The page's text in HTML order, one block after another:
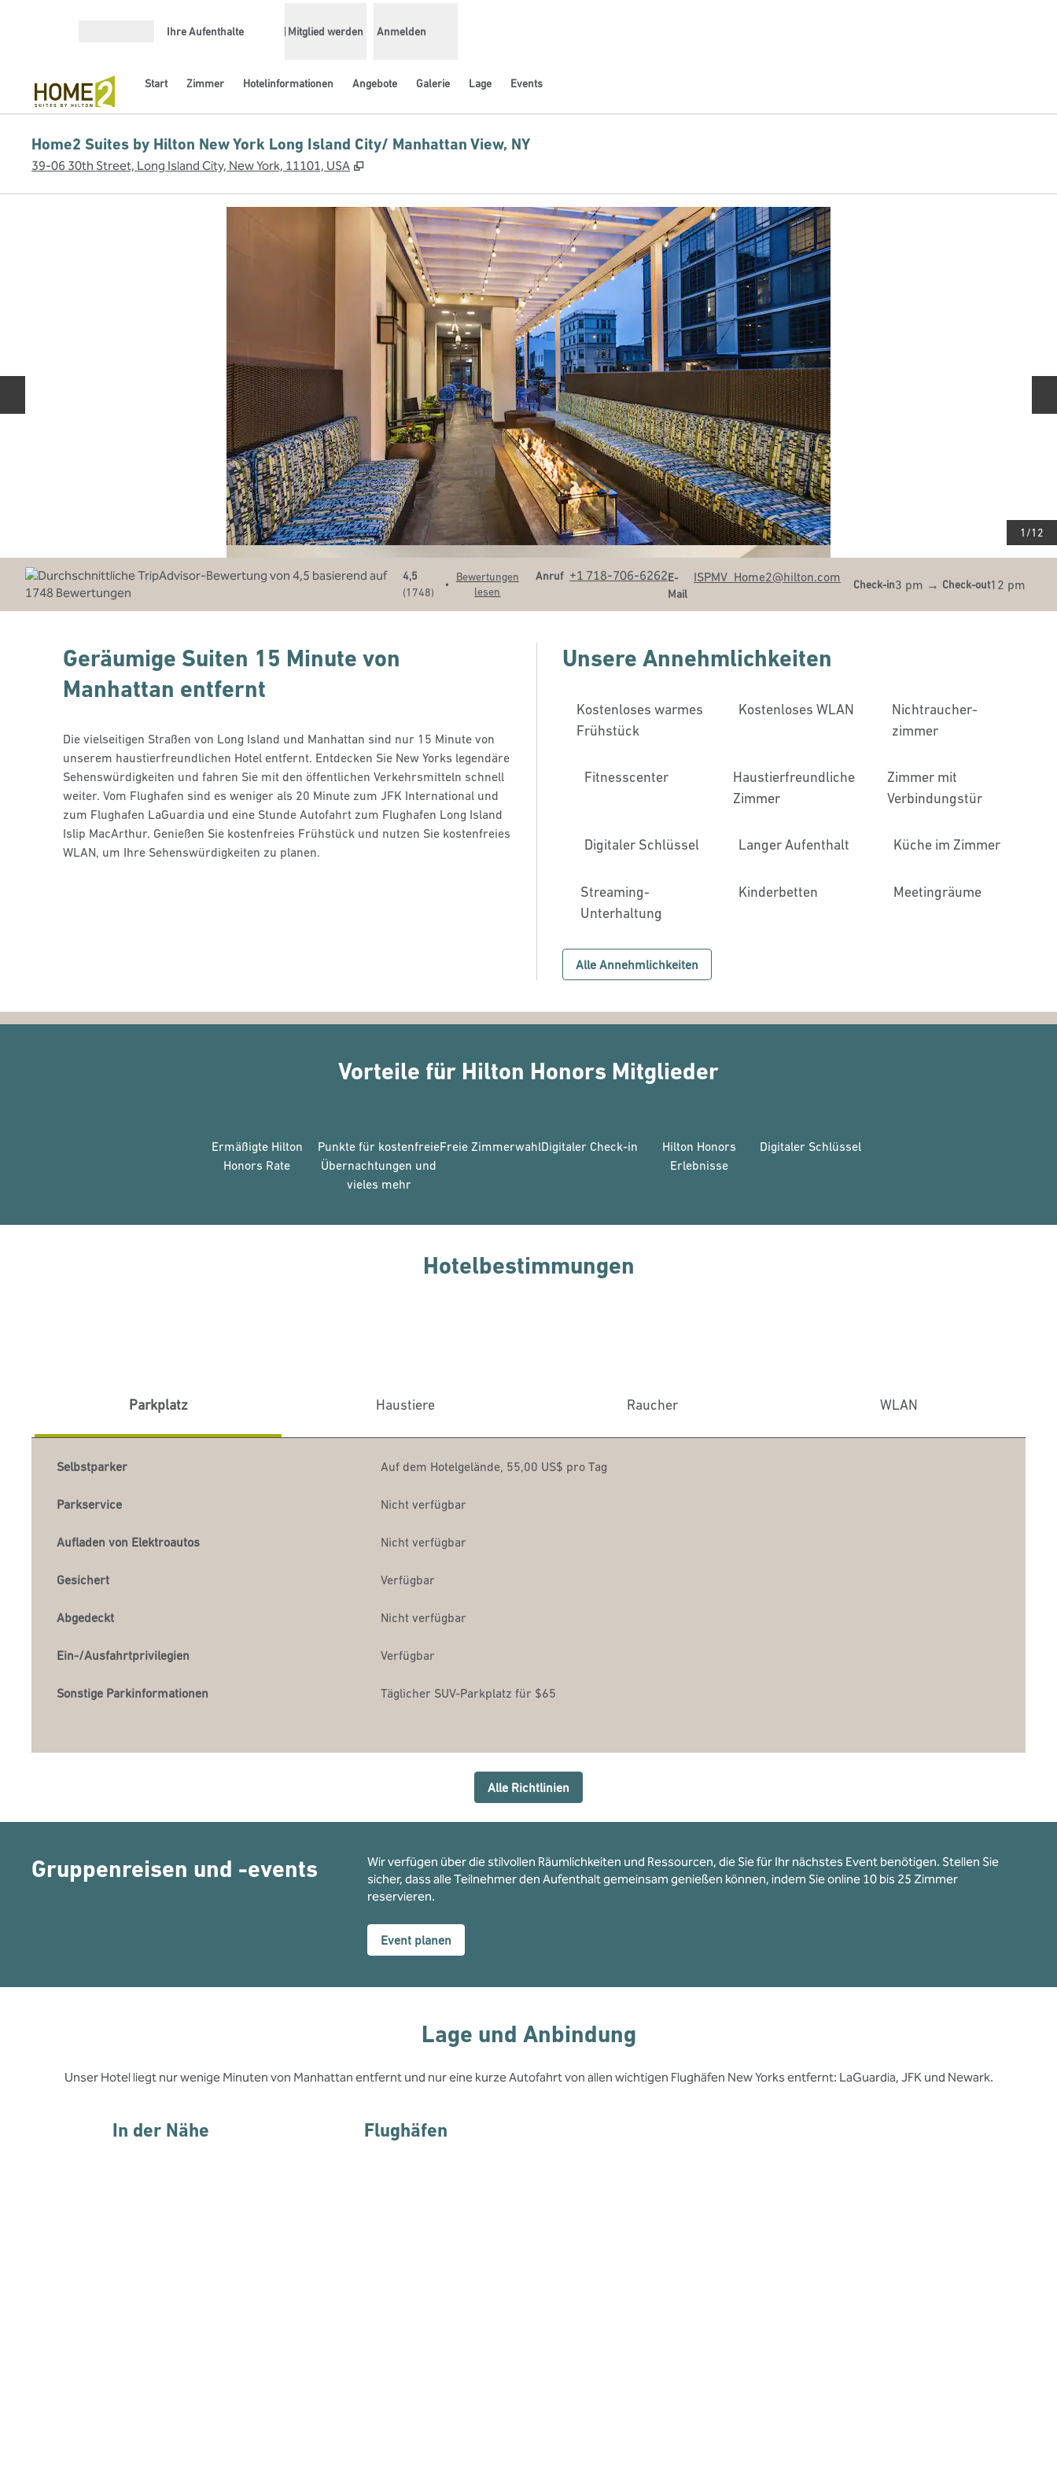
Ihre Aufenthalte Mitglied werden Anmelden
Start Zimmer Hotelinformationen Angebote Galerie Lage Events
Home2 Suites by Hilton New York Long Island City/ Manhattan View, NY
39-06 30th Street, Long Island City, New York, 11101, USA ,
1 /12
4,5
(1748)
•
Bewertungen
lesen
Anruf
Telefon+1 718-706-6262E-
Mail
EmailISPMV_Home2@hilton.com
Check-in3 pm → Check-out12 pm
Geräumige Suiten 15 Minute von
Manhattan entfernt
Die vielseitigen Straßen von Long Island und Manhattan sind nur 15 Minute von
unserem haustierfreundlichen Hotel entfernt. Entdecken Sie New Yorks legendäre
Sehenswürdigkeiten und fahren Sie mit den öffentlichen Verkehrsmitteln schnell
weiter. Vom Flughafen sind es weniger als 20 Minute zum JFK International und
zum Flughafen LaGuardia und eine Stunde Autofahrt zum Flughafen Long Island
Islip MacArthur. Genießen Sie kostenfreies Frühstück und nutzen Sie kostenfreies
WLAN, um Ihre Sehenswürdigkeiten zu planen.
Unsere Annehmlichkeiten
Kostenloses warmes
Frühstück
Kostenloses WLAN
Nichtraucher­
zimmer
Fitnesscenter
Haustier­freundliche
Zimmer
Zimmer mit
Verbindungstür
Digitaler Schlüssel Langer Aufenthalt Küche im Zimmer
Streaming-
Unterhaltung
Kinderbetten Meeting­räume
Alle Annehmlichkeiten
Vorteile für Hilton Honors Mitglieder
Ermäßigte Hilton
Honors Rate
Punkte für kostenfreie
Übernachtungen und
vieles mehr
Freie ZimmerwahlDigitaler Check-in
Hilton Honors
Erlebnisse
Digitaler Schlüssel
Hotelbestimmungen
Parkplatz Haustiere Raucher WLAN
Selbstparker Auf dem Hotelgelände, 55,00 US$ pro Tag
Parkservice Nicht verfügbar
Aufladen von Elektroautos Nicht verfügbar
Gesichert Verfügbar
Abgedeckt Nicht verfügbar
Ein-/Ausfahrtprivilegien Verfügbar
Sonstige Parkinformationen Täglicher SUV-Parkplatz für $65
Alle Richtlinien
Gruppenreisen und -events
Wir verfügen über die stilvollen Räumlichkeiten und Ressourcen, die Sie für Ihr nächstes Event benötigen. Stellen Sie
sicher, dass alle Teilnehmer den Aufenthalt gemeinsam genießen können, indem Sie online 10 bis 25 Zimmer
reservieren.
Event planen
Lage und Anbindung
Unser Hotel liegt nur wenige Minuten von Manhattan entfernt und nur eine kurze Autofahrt von allen wichtigen Flughäfen New Yorks entfernt: LaGuardia, JFK und Newark.
In der Nähe Flughäfen